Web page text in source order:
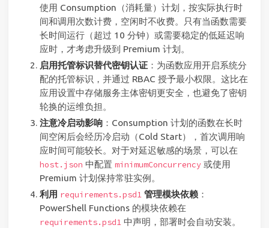
使用 Consumption（消耗量）计划，按实际执行时
间和调用次数计费，空闲时不收费。只有当函数需要
长时间运行（超过 10 分钟）或需要稳定的低延迟响
应时，才考虑升级到 Premium 计划。
启用托管标识替代密钥认证：为函数应用开启系统分
配的托管标识，并通过 RBAC 授予最小权限。这比在
应用设置中存储服务主体密钥更安全，也避免了密钥
轮换的运维负担。
注意冷启动影响：Consumption 计划的函数在长时
间空闲后会经历冷启动（Cold Start），首次调用响
应时间可能较长。对于对延迟敏感的场景，可以在
host.json 中配置 minimumConcurrency或使用
Premium 计划保持常驻实例。
利用 requirements.psd1 管理模块依赖：
PowerShell Functions 的模块依赖在
requirements.psd1 中声明，部署时会自动安装。